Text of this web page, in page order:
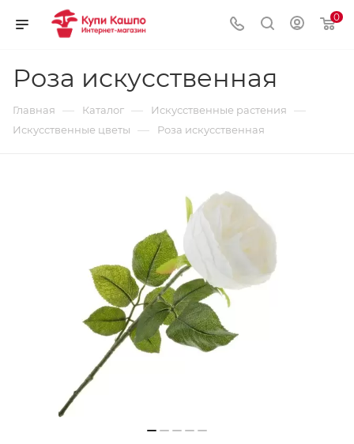
0
Роза искусственная
Главная — Каталог — Искусственные растения —
Искусственные цветы — Роза искусственная